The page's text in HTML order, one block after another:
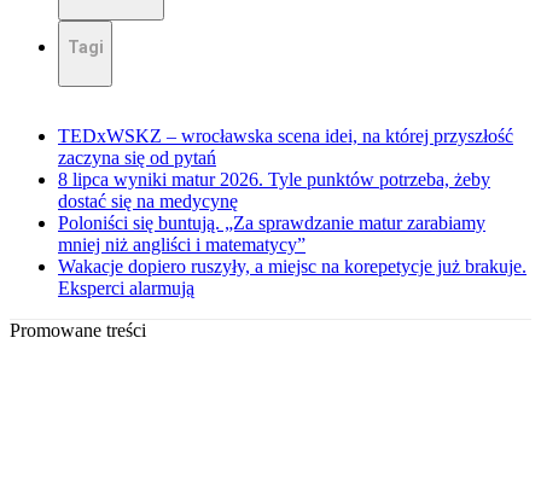
Tagi
TEDxWSKZ – wrocławska scena idei, na której przyszłość
zaczyna się od pytań
8 lipca wyniki matur 2026. Tyle punktów potrzeba, żeby
dostać się na medycynę
Poloniści się buntują. „Za sprawdzanie matur zarabiamy
mniej niż angliści i matematycy”
Wakacje dopiero ruszyły, a miejsc na korepetycje już brakuje.
Eksperci alarmują
Promowane treści